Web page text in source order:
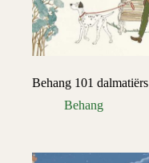
Behang 101 dalmatiërs
Behang